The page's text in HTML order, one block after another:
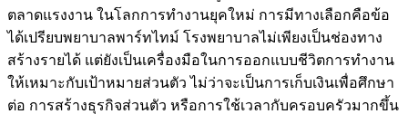
ตลาดแรงงาน ในโลกการทำงานยุคใหม่ การมีทางเลือกคือข้อ
ได้เปรียบพยาบาลพาร์ทไทม์ โรงพยาบาลไม่เพียงเป็นช่องทาง
สร้างรายได้ แต่ยังเป็นเครื่องมือในการออกแบบชีวิตการทำงาน
ให้เหมาะกับเป้าหมายส่วนตัว ไม่ว่าจะเป็นการเก็บเงินเพื่อศึกษา
ต่อ การสร้างธุรกิจส่วนตัว หรือการใช้เวลากับครอบครัวมากขึ้น